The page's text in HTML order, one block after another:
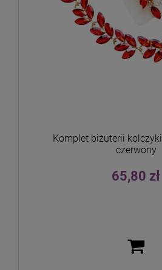
Komplet biżuterii
czerwony
65,80 zł